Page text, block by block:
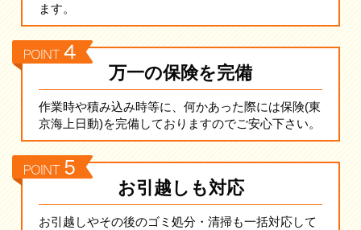
ます。
万一の保険を完備
作業時や積み込み時等に、何かあった際には保険(東
京海上日動)を完備しておりますのでご安心下さい。
お引越しも対応
お引越しやその後のゴミ処分・清掃も一括対応して